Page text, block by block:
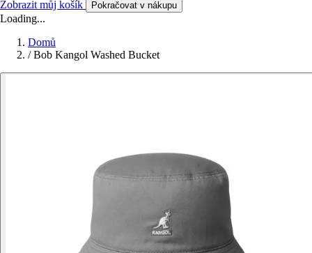
Zobrazit můj košík Pokračovat v nákupu
Loading...
Domů
/ Bob Kangol Washed Bucket